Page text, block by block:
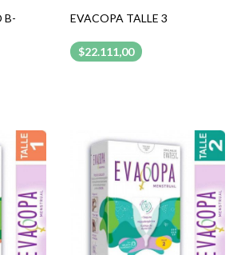
B-
EVACOPA TALLE 3
$22.111,00